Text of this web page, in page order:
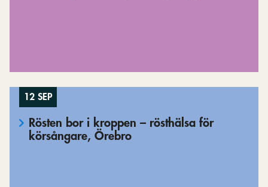
12 SEP
Rösten bor i kroppen – rösthälsa för
körsångare, Örebro